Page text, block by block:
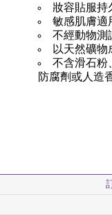
妝容貼服持
敏感肌膚
不經動物測
以天然礦物
不含滑石粉
防腐劑或人造